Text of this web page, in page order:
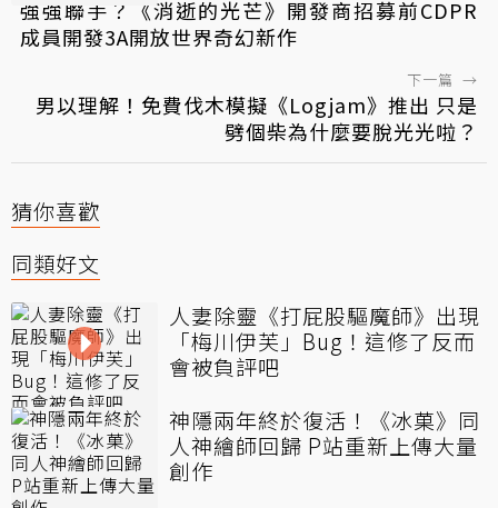
強強聯手？《消逝的光芒》開發商招募前CDPR
成員開發3A開放世界奇幻新作
下一篇 →
男以理解！免費伐木模擬《Logjam》推出 只是
劈個柴為什麼要脫光光啦？
猜你喜歡
同類好文
人妻除靈《打屁股驅魔師》出現
「梅川伊芙」Bug！這修了反而
會被負評吧
神隱兩年終於復活！《冰菓》同
人神繪師回歸 P站重新上傳大量
創作